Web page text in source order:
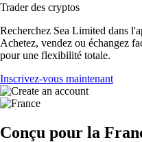
Trader des cryptos
Recherchez Sea Limited dans
Achetez, vendez ou échangez
pour une flexibilité totale.
Inscrivez-vous maintenant
Conçu pour la